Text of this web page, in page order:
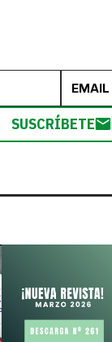
SUSCRÍBETE